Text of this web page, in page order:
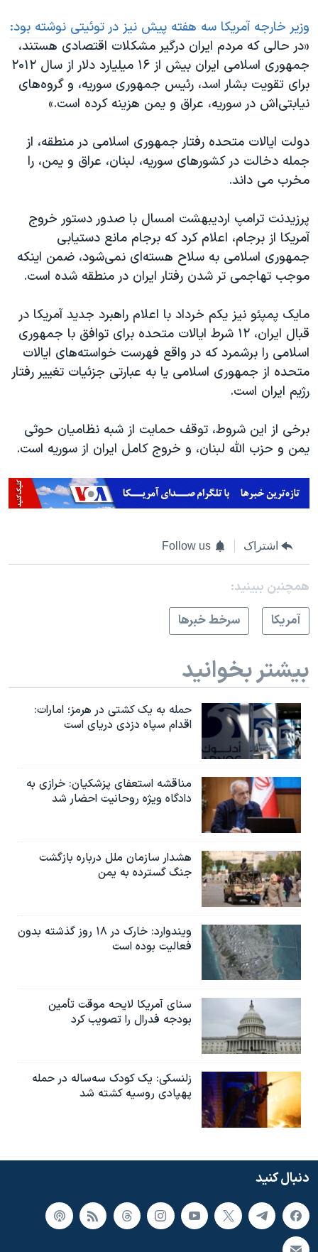
وزیر خارجه آمریکا سه هفته پیش نیز در توئیتی نوشته بود:
«در حالی که مردم ایران درگیر مشکلات اقتصادی هستند،
جمهوری اسلامی ایران بیش از ۱۶ میلیارد دلار از سال ۲۰۱۲
برای تقویت بشار اسد، رئیس جمهوری سوریه، و گروه‌های
نیابتی‌اش در سوریه، عراق و یمن هزینه کرده است.»
دولت ایالات متحده رفتار جمهوری اسلامی در منطقه، از
جمله دخالت در کشورهای سوریه، لبنان، عراق و یمن، را
مخرب می داند.
پرزیدنت ترامپ اردیبهشت امسال با صدور دستور خروج
آمریکا از برجام، اعلام کرد که برجام مانع دستیابی
جمهوری اسلامی به سلاح هسته‌ای نمی‌شود، ضمن اینکه
موجب تهاجمی تر شدن رفتار ایران در منطقه شده است.
مایک پمپئو نیز یکم خرداد با اعلام راهبرد جدید آمریکا در
قبال ایران، ۱۲ شرط ایالات متحده برای توافق با جمهوری
اسلامی را برشمرد که در واقع فهرست خواسته‌های ایالات
متحده از جمهوری اسلامی یا به عبارتی جزئیات تغییر رفتار
رژیم ایران است.
برخی از این شروط، توقف حمایت از شبه نظامیان حوثی
یمن و حزب الله لبنان، و خروج کامل ایران از سوریه است.
اشتراک Follow us
همچنبن ببینید:
آمريکا
سرخط خبرها
بیشتر بخوانید
حمله به یک کشتی در هرمز؛ امارات:
اقدام سپاه دزدی دریای است
مناقشه استعفای پزشکیان: خرازی به
دادگاه ویژه روحانیت احضار شد
هشدار سازمان ملل درباره بازگشت
جنگ گسترده به یمن
ویندوارد: خارک در ۱۸ روز گذشته بدون
فعالیت بوده است
سنای آمریکا لایحه موقت تأمین
بودجه فدرال را تصویب کرد
زلنسکی: یک کودک سه‌ساله در حمله
پهپادی روسیه کشته شد
دنبال کنید